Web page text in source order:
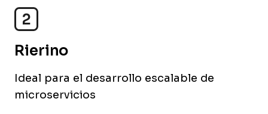
2
Rierino
Ideal para el desarrollo escalable de
microservicios